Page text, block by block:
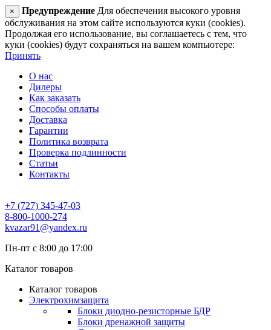
× Предупреждение Для обеспечения высокого уровня
обслуживания на этом сайте используются куки (cookies).
Продолжая его использование, вы соглашаетесь с тем, что
куки (cookies) будут сохраняться на вашем компьютере:
Принять
О нас
Дилеры
Как заказать
Способы оплаты
Доставка
Гарантии
Политика возврата
Проверка подлинности
Статьи
Контакты
+7 (727) 345-47-03
8-800-1000-274
kvazar91@yandex.ru
Пн-пт с 8:00 до 17:00
Каталог товаров
Каталог товаров
Электрохимзащита
Блоки диодно-резисторные БДР
Блоки дренажной защиты